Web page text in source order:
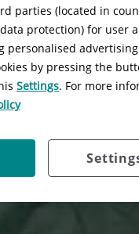
parties (located in
protection) for user
personalised
by pressing the
Settings. For more